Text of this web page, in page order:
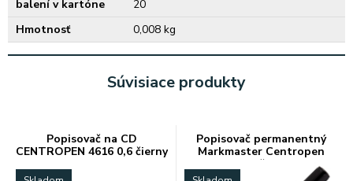
balení v kartóne
20
Hmotnosť
0,008 kg
Súvisiace produkty
Popisovač na CD
CENTROPEN 4616 0,6 čierny
Popisovač permanentný
Markmaster Centropen
8599 čierny